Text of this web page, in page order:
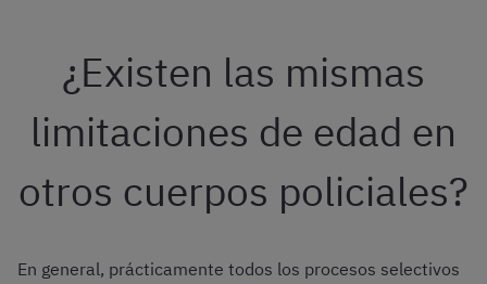
¿Existen las mismas
limitaciones de edad en
otros cuerpos policiales?
En general, prácticamente todos los procesos selectivos